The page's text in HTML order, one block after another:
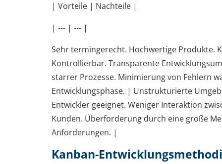
| Vorteile | Nachteile |
| --- | --- |
Sehr termingerecht. Hochwertige Produkte.
Kontrollierbar. Transparente
starrer Prozesse. Minimierung von Fehlern
Entwicklungsphase. | Unstrukturierte
Entwickler geeignet. Weniger Interaktion
Kunden. Überforderung durch eine große
Anforderungen. |
Kanban-